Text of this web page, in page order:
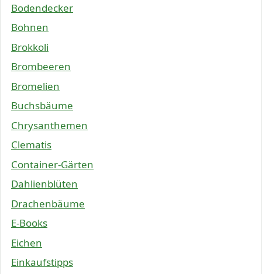
Bodendecker
Bohnen
Brokkoli
Brombeeren
Bromelien
Buchsbäume
Chrysanthemen
Clematis
Container-Gärten
Dahlienblüten
Drachenbäume
E-Books
Eichen
Einkaufstipps